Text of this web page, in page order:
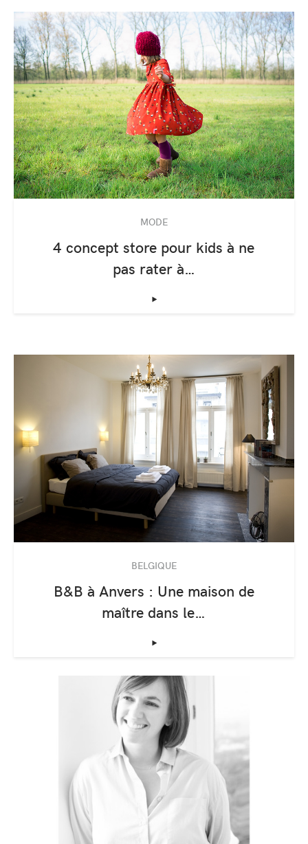
MODE
4 concept store pour kids à ne
pas rater à…
‣
BELGIQUE
B&B à Anvers : Une maison de
maître dans le…
‣